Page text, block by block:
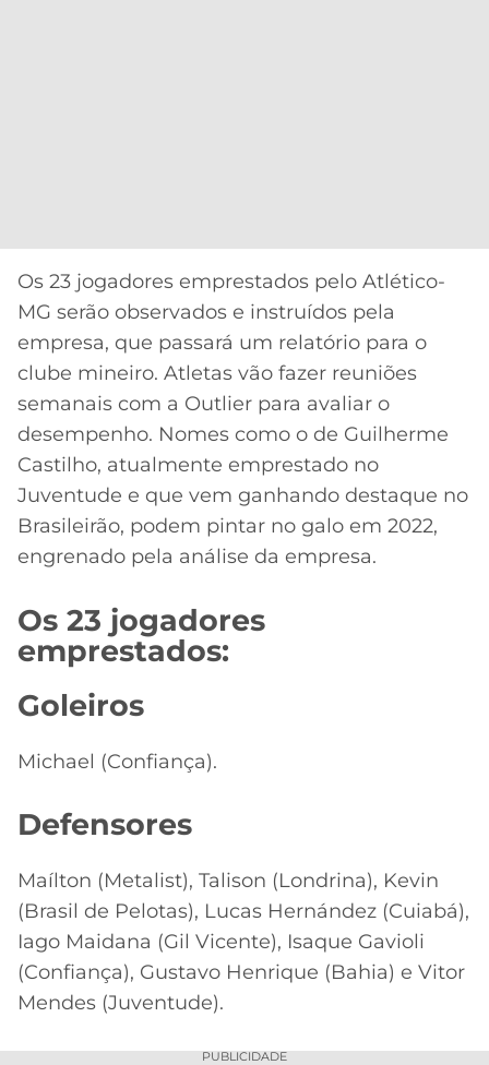
Os 23 jogadores emprestados pelo Atlético-
MG serão observados e instruídos pela
empresa, que passará um relatório para o
clube mineiro. Atletas vão fazer reuniões
semanais com a Outlier para avaliar o
desempenho. Nomes como o de Guilherme
Castilho, atualmente emprestado no
Juventude e que vem ganhando destaque no
Brasileirão, podem pintar no galo em 2022,
engrenado pela análise da empresa.
Os 23 jogadores
emprestados:
Goleiros
Michael (Confiança).
Defensores
Maílton (Metalist), Talison (Londrina), Kevin
(Brasil de Pelotas), Lucas Hernández (Cuiabá),
Iago Maidana (Gil Vicente), Isaque Gavioli
(Confiança), Gustavo Henrique (Bahia) e Vitor
Mendes (Juventude).
PUBLICIDADE